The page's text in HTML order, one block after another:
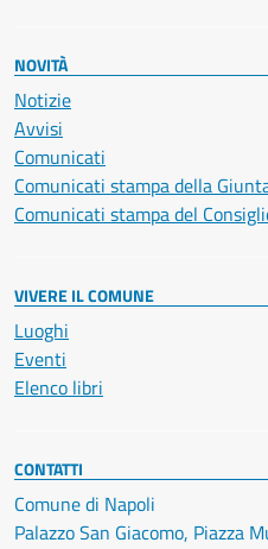
NOVITÀ
Notizie
Avvisi
Comunicati
Comunicati stampa della
Comunicati stampa del
VIVERE IL COMUNE
Luoghi
Eventi
Elenco libri
CONTATTI
Comune di Napoli
Palazzo San Giacomo, Piazza